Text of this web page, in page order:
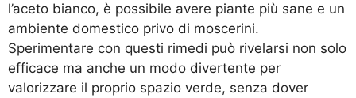
l’aceto bianco, è possibile avere piante più sane e un
ambiente domestico privo di moscerini.
Sperimentare con questi rimedi può rivelarsi non solo
efficace ma anche un modo divertente per
valorizzare il proprio spazio verde, senza dover